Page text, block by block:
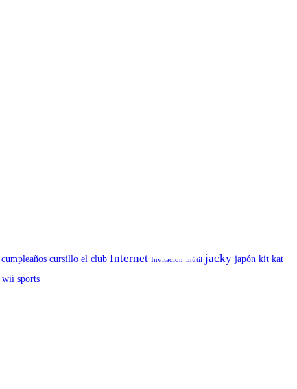
cumpleaños cursillo el club Internet Invitacion inútil jacky japón kit kat
wii sports